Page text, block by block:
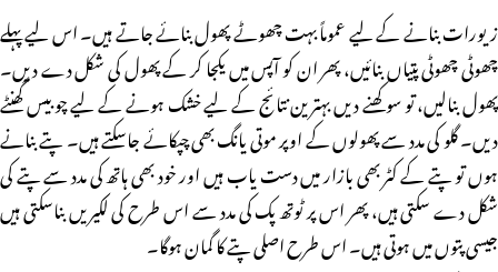
زیورات بنانے کے لیے عموماً بہت چھوٹے پھول بنائے جاتے ہیں۔ اس لیے پہلے
چھوٹی چھوٹی پتیاں بنائیں، پھر ان کو آپس میں یکجا کر کے پھول کی شکل دے دیں۔
پھول بنالیں، تو سوکھنے دیں بہترین نتائج کے لیے خشک ہونے کے لیے چوبیس گھنٹے
دیں۔ گلو کی مدد سے پھولوں کے اوپر موتی یانگ بھی چپکائے جاسکتے ہیں۔ پتے بنانے
ہوں تو پتے کے کٹر بھی بازار میں دست یاب ہیں اور خود بھی ہاتھ کی مدد سے پتے کی
شکل دے سکتی ہیں، پھر اس پر ٹوتھ پک کی مدد سے اس طرح کی لکیریں بناسکتی ہیں
جیسی پتوں میں ہوتی ہیں۔ اس طرح اصلی پتے کا گمان ہوگا۔